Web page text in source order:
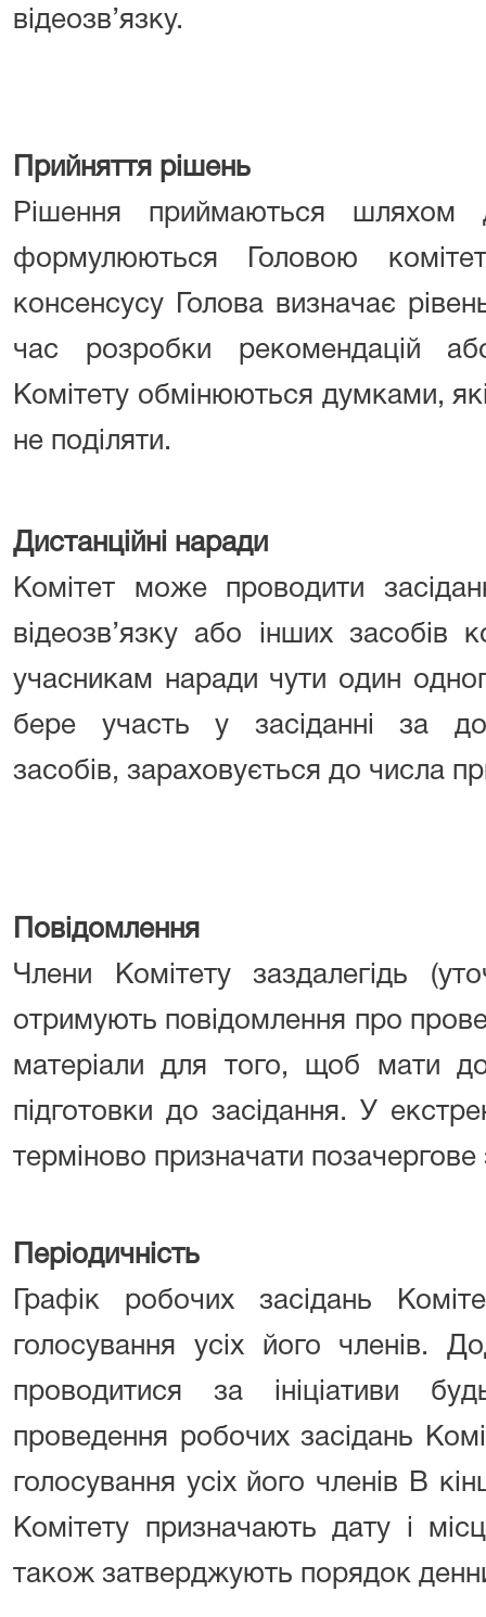
відеозв’язку.
Прийняття рішень
Рішення приймаються шляхом
формулюються Головою
консенсусу Голова визначає
час розробки рекомендацій
Комітету обмінюються думками,
не поділяти.
Дистанційні наради
Комітет може проводити
відеозв’язку або інших засобів
учасникам наради чути один
бере участь у засіданні за
засобів, зараховується до числа
Повідомлення
Члени Комітету заздалегідь
отримують повідомлення про
матеріали для того, щоб мати
підготовки до засідання. У
терміново призначати позачергове
Періодичність
Графік робочих засідань
голосування усіх його членів.
проводитися за ініціативи
проведення робочих засідань
голосування усіх його членів В
Комітету призначають дату і
також затверджують порядок